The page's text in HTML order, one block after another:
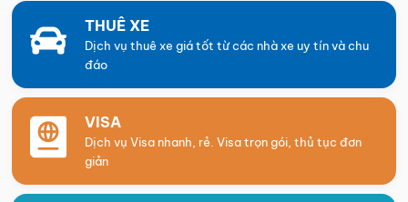
THUÊ XE
Dịch vụ thuê xe giá tốt từ các nhà xe uy tín và chu
đáo
VISA
Dịch vụ Visa nhanh, rẻ. Visa trọn gói, thủ tục đơn
giản